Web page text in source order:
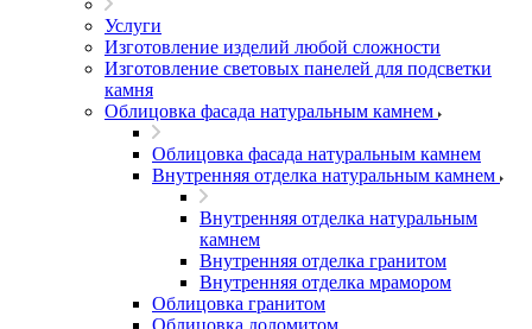
Услуги
Изготовление изделий любой сложности
Изготовление световых панелей для подсветки
камня
Облицовка фасада натуральным камнем
Облицовка фасада натуральным камнем
Внутренняя отделка натуральным камнем
Внутренняя отделка натуральным
камнем
Внутренняя отделка гранитом
Внутренняя отделка мрамором
Облицовка гранитом
Облицовка доломитом